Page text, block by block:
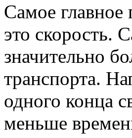
Самое
это скорость.
значительно
транспорта.
одного конца
меньше